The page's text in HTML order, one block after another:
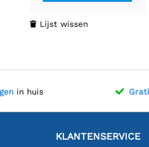
 Lijst wissen
in huis
KLANTENSERVICE